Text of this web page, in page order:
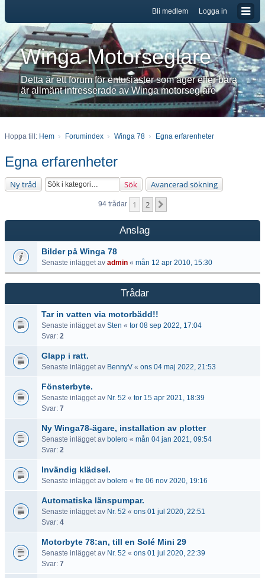
Logga in
Bli medlem
Winga Motorseglare
Detta är ett forum för entusiaster som äger eller bara
är allmänt intresserade av Winga motorseglare
Hoppa till: Hem Forumindex Winga 78 Egna erfarenheter
Egna erfarenheter
Ny tråd Sök Avancerad sökning
94 trådar 1 2
Anslag
Bilder på Winga 78
Senaste inlägget av admin « mån 12 apr 2010, 15:30
Trådar
Tar in vatten via motorbädd!!
Senaste inlägget av Sten « tor 08 sep 2022, 17:04
Svar: 2
Glapp i ratt.
Senaste inlägget av BennyV « ons 04 maj 2022, 21:53
Fönsterbyte.
Senaste inlägget av Nr. 52 « tor 15 apr 2021, 18:39
Svar: 7
Ny Winga78-ägare, installation av plotter
Senaste inlägget av bolero « mån 04 jan 2021, 09:54
Svar: 2
Invändig klädsel.
Senaste inlägget av bolero « fre 06 nov 2020, 19:16
Automatiska länspumpar.
Senaste inlägget av Nr. 52 « ons 01 jul 2020, 22:51
Svar: 4
Motorbyte 78:an, till en Solé Mini 29
Senaste inlägget av Nr. 52 « ons 01 jul 2020, 22:39
Svar: 7